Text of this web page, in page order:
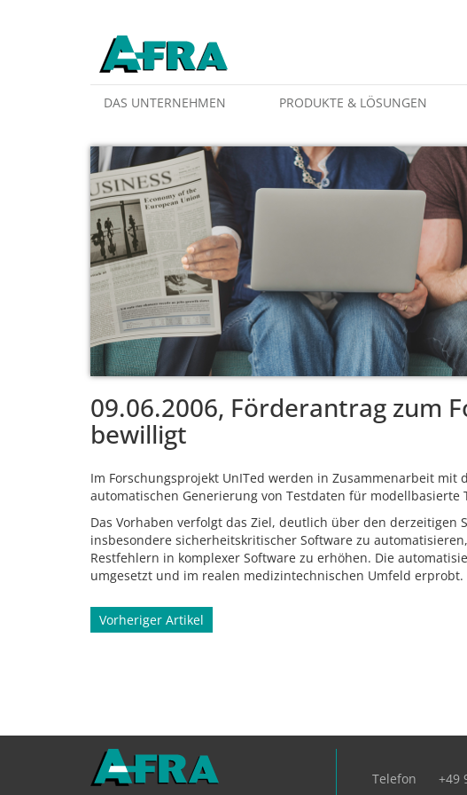
DAS UNTERNEHMEN PRODUKTE & LÖSUNGEN
09.06.2006, Förderantrag zum
bewilligt
Im Forschungsprojekt UnITed werden in Zusammenarbeit
automatischen Generierung von Testdaten für modellbasierte
Das Vorhaben verfolgt das Ziel, deutlich über den derzeitigen
insbesondere sicherheitskritischer Software zu
Restfehlern in komplexer Software zu erhöhen. Die
umgesetzt und im realen medizintechnischen Umfeld erprobt.
Beitragsnavigation
Vorheriger Artikel
Telefon +49